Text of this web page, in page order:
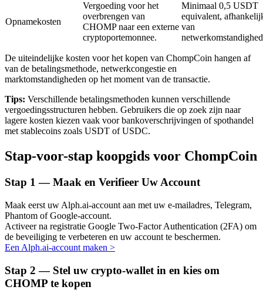
Door crypto ondersteunde leenservice
Auto Invest
Grijp langetermijnwinst en flexibele belangen
Opnamekosten
Vergoeding voor het
overbrengen van
CHOMP naar een externe
cryptoportemonnee.
Minimaal 0,5 USDT
equivalent,
van
De uiteindelijke kosten voor het kopen van ChompCoin hangen af
van de betalingsmethode, netwerkcongestie en
marktomstandigheden op het moment van de transactie.
Tips: Verschillende betalingsmethoden kunnen verschillende
vergoedingsstructuren hebben. Gebruikers die op zoek zijn naar
lagere kosten kiezen vaak voor bankoverschrijvingen of spothandel
met stablecoins zoals USDT of USDC.
Stap-voor-stap koopgids voor ChompCoin
Stap 1 —Maak en Verifieer Uw Account
Maak eerst uw Alph.ai-account aan met uw e-mailadres, Telegram,
Phantom of Google-account.
Activeer na registratie Google Two-Factor Authentication (2FA) om
de beveiliging te verbeteren en uw account te beschermen.
Een Alph.ai-account maken >
Stap 2 — Stel uw crypto-wallet in en kies om
CHOMP te kopen